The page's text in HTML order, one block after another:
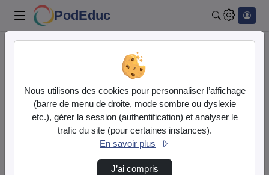
PodEduc
1 vidéo trouvée
Audio Vidéo
Direction de tri
Nous utilisons des cookies pour personnaliser l’affichage
(barre de menu de droite, mode sombre ou dyslexie
etc.), gérer la session (authentification) et analyser le
trafic du site (pour certaines instances).
En savoir plus
J’ai compris